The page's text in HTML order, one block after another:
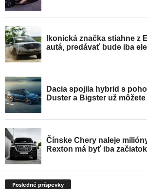
Posledné príspevky